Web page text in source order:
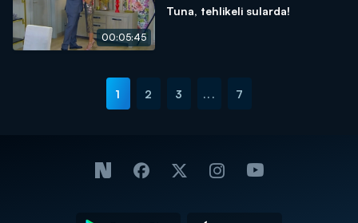
00:05:45
Tuna, tehlikeli sularda!
1 2 3 ... 7